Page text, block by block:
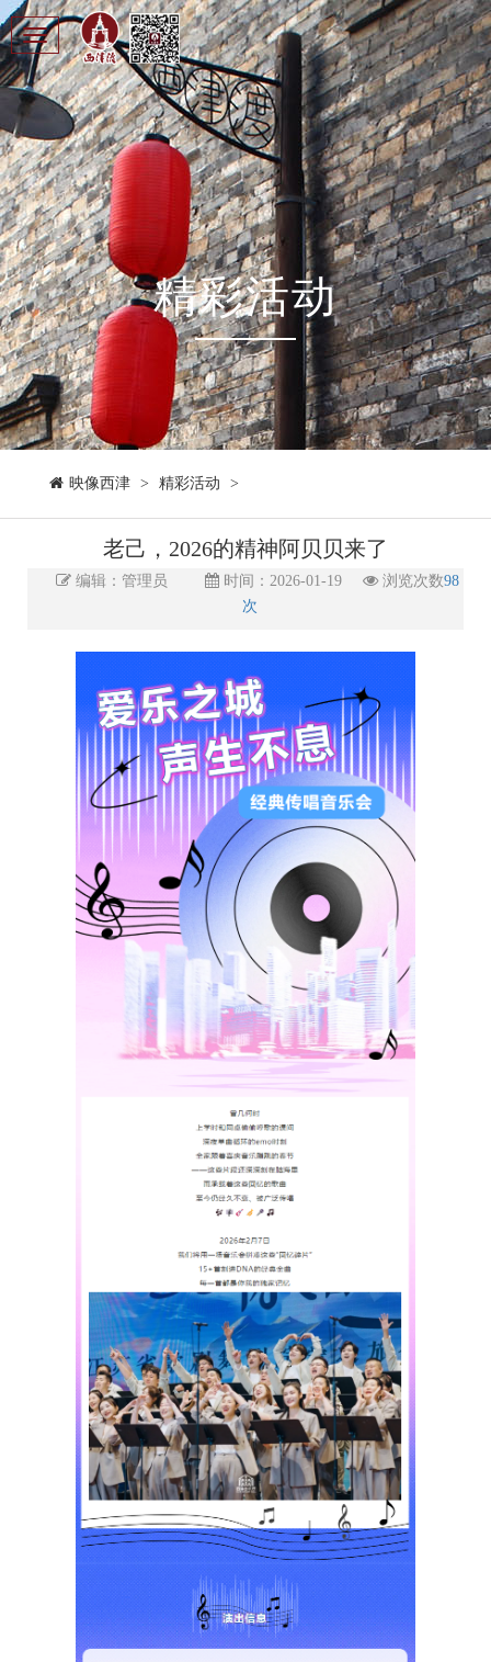
Toggle
navigation
精彩活动
映像西津 > 精彩活动 >
老己，2026的精神阿贝贝来了
编辑：管理员 时间：2026-01-19 浏览次数98
次